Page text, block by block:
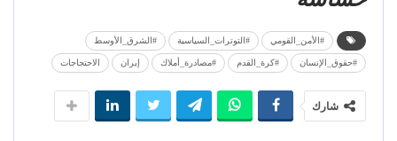
#الأمن_القومي #التوترات_السياسية #الشرق_الأوسط
#حقوق_الإنسان #كرة_القدم #مصادرة_أملاك إيران الاحتجاجات
شارك